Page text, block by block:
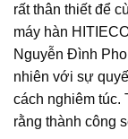
rất thân thiết để
máy hàn
Nguyễn Đình
nhiên với sự
cách nghiêm túc.
rằng thành công